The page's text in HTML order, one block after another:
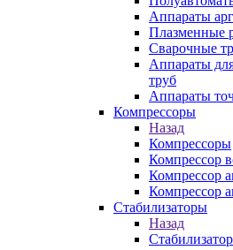
Аппараты
Плазменные
Сварочные
Аппараты
труб
Аппараты
Компрессоры
Назад
Компрессоры
Компрессор
Компрессор
Компрессор
Стабилизаторы
Назад